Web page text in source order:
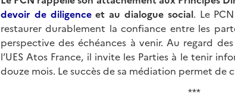
devoir de diligenceet au dialogue social. Le
restaurer durablement la confiance entre les
perspective des échéances à venir. Au regard
l’UES Atos France, il invite les Parties à le tenir
douze mois. Le succès de sa médiation permet de